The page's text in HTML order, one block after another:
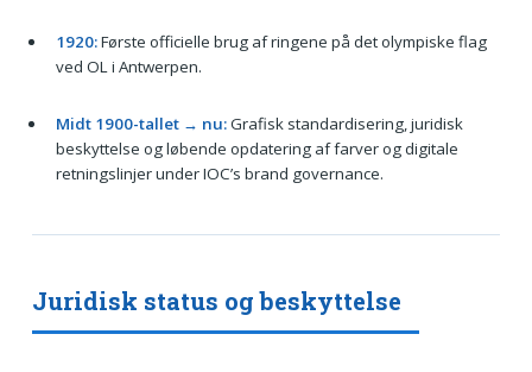
1920:Første officielle brug af ringene på det olympiske flag
ved OL i Antwerpen.
Midt 1900-tallet → nu:Grafisk standardisering, juridisk
beskyttelse og løbende opdatering af farver og digitale
retningslinjer under IOC’s brand governance.
Juridisk status og beskyttelse